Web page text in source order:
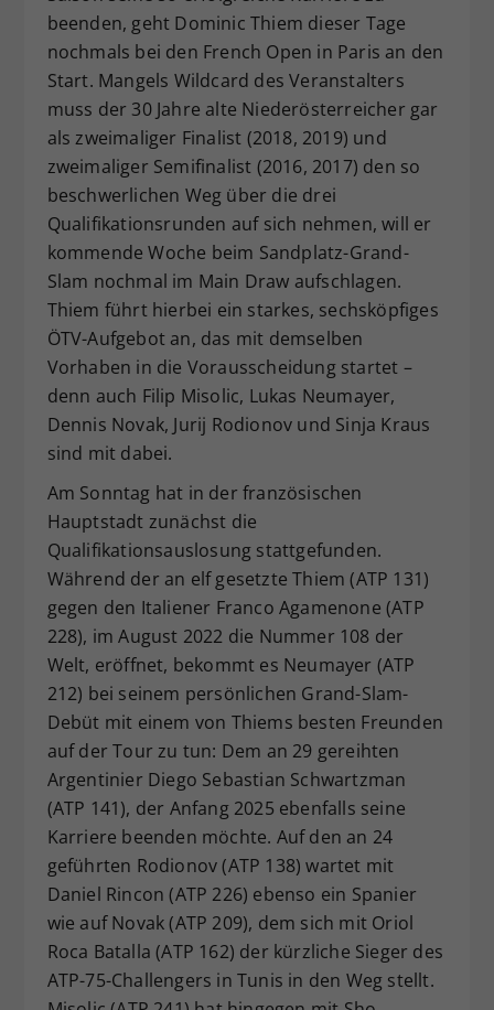
beenden, geht Dominic Thiem dieser Tage
nochmals bei den French Open in Paris an den
Start. Mangels Wildcard des Veranstalters
muss der 30 Jahre alte Niederösterreicher gar
als zweimaliger Finalist (2018, 2019) und
zweimaliger Semifinalist (2016, 2017) den so
beschwerlichen Weg über die drei
Qualifikationsrunden auf sich nehmen, will er
kommende Woche beim Sandplatz-Grand-
Slam nochmal im Main Draw aufschlagen.
Thiem führt hierbei ein starkes, sechsköpfiges
ÖTV-Aufgebot an, das mit demselben
Vorhaben in die Vorausscheidung startet –
denn auch Filip Misolic, Lukas Neumayer,
Dennis Novak, Jurij Rodionov und Sinja Kraus
sind mit dabei.
Am Sonntag hat in der französischen
Hauptstadt zunächst die
Qualifikationsauslosung stattgefunden.
Während der an elf gesetzte Thiem (ATP 131)
gegen den Italiener Franco Agamenone (ATP
228), im August 2022 die Nummer 108 der
Welt, eröffnet, bekommt es Neumayer (ATP
212) bei seinem persönlichen Grand-Slam-
Debüt mit einem von Thiems besten Freunden
auf der Tour zu tun: Dem an 29 gereihten
Argentinier Diego Sebastian Schwartzman
(ATP 141), der Anfang 2025 ebenfalls seine
Karriere beenden möchte. Auf den an 24
geführten Rodionov (ATP 138) wartet mit
Daniel Rincon (ATP 226) ebenso ein Spanier
wie auf Novak (ATP 209), dem sich mit Oriol
Roca Batalla (ATP 162) der kürzliche Sieger des
ATP-75-Challengers in Tunis in den Weg stellt.
Dieser Wert speichert Ihre Consent-
Einstellungen. Unter anderem eine
zufällig generierte ID, für die
historische Speicherung Ihrer
vorgenommen Einstellungen, falls der
Webseiten-Betreiber dies eingestellt
hat.